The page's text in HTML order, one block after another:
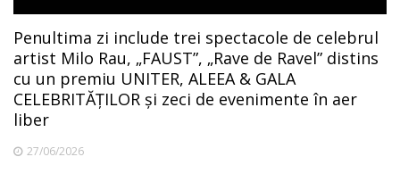
Penultima zi include trei spectacole de celebrul
artist Milo Rau, „FAUST”, „Rave de Ravel” distins
cu un premiu UNITER, ALEEA & GALA
CELEBRITĂȚILOR și zeci de evenimente în aer
liber
27/06/2026